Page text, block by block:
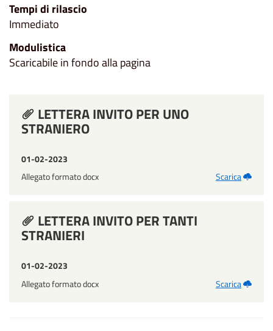
Tempi di rilascio
Immediato
Modulistica
Scaricabile in fondo alla pagina
LETTERA INVITO PER UNO
STRANIERO
01-02-2023
Allegato formato docx
Scarica
LETTERA INVITO PER TANTI
STRANIERI
01-02-2023
Allegato formato docx
Scarica